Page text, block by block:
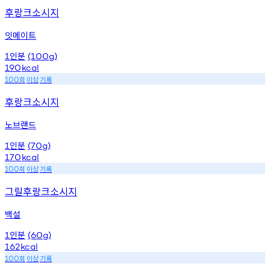
후랑크소시지
잇메이트
1 인분 (100g)
190kcal
100회 이상기록
후랑크소시지
노브랜드
1 인분 (70g)
170kcal
100회 이상기록
그릴후랑크소시지
백설
1 인분 (60g)
162kcal
100회 이상기록